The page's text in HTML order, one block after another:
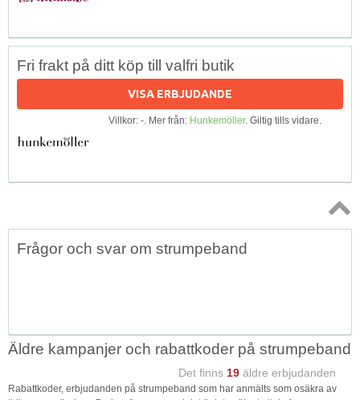
Fri frakt på ditt köp till valfri butik
VISA ERBJUDANDE
Villkor: -. Mer från: Hunkemöller. Giltig tills vidare.
Topp
Frågor och svar om strumpeband
Äldre kampanjer och rabattkoder på strumpeband
Det finns 19 äldre erbjudanden
Rabattkoder, erbjudanden på strumpeband som har anmälts som osäkra av